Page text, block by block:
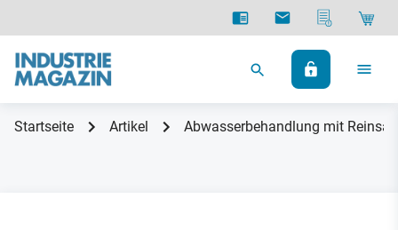
Startseite Artikel Abwasserbehandlung mit